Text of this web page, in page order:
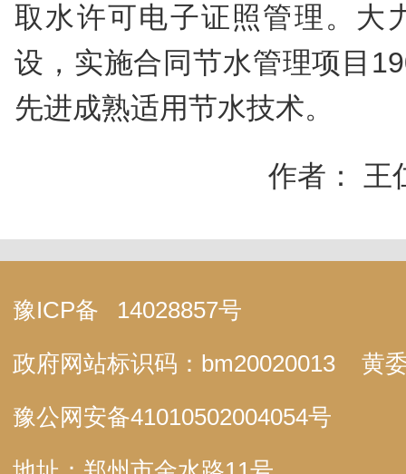
取水许可电子证照管理。大
设，实施合同节水管理项目
先进成熟适用节水技术。
作者：
豫ICP备
14028857号
政府网站标识码：bm20020013
黄
豫公网安备41010502004054号